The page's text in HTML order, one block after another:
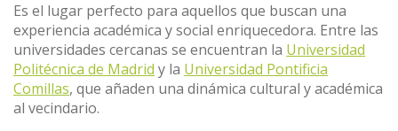
Es el lugar perfecto para aquellos que buscan una
experiencia académica y social enriquecedora. Entre las
universidades cercanas se encuentran la Universidad
Politécnica de Madrid y la Universidad Pontificia
Comillas, que añaden una dinámica cultural y académica
al vecindario.